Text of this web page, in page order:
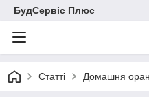
БудСервіс Плюс
Статті Домашня